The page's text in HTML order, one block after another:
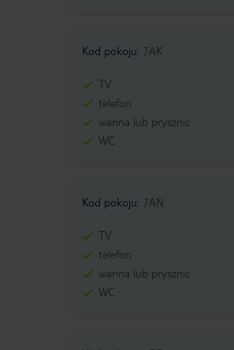
Kod pokoju: 7AK
TV
telefon
wanna lub prysznic
WC
Kod pokoju: 7AN
TV
telefon
wanna lub prysznic
WC